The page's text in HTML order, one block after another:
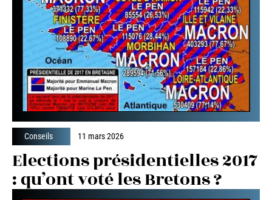
Conseils 11 mars 2026
Elections présidentielles 2017
: qu’ont voté les Bretons ?